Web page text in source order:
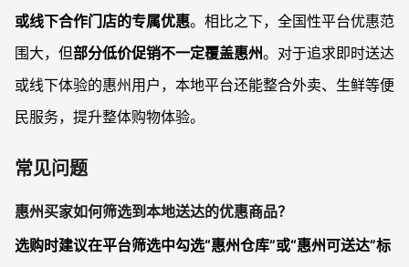
或线下合作门店的专属优惠。相比之下，全国性平台优惠范
围大，但部分低价促销不一定覆盖惠州。对于追求即时送达
或线下体验的惠州用户，本地平台还能整合外卖、生鲜等便
民服务，提升整体购物体验。
常见问题
惠州买家如何筛选到本地送达的优惠商品？
选购时建议在平台筛选中勾选“惠州仓库”或“惠州可送达”标